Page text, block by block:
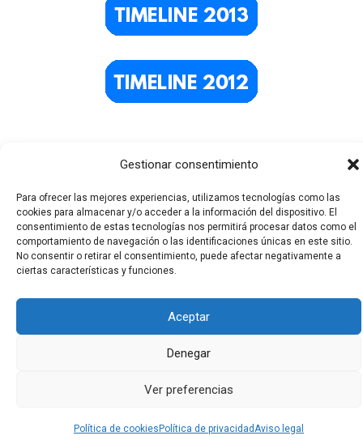
Gestionar consentimiento
Para ofrecer las mejores experiencias, utilizamos tecnologías como las
cookies para almacenar y/o acceder a la información del dispositivo. El
consentimiento de estas tecnologías nos permitirá procesar datos como el
comportamiento de navegación o las identificaciones únicas en este sitio.
No consentir o retirar el consentimiento, puede afectar negativamente a
ciertas características y funciones.
Aceptar
Denegar
Ver preferencias
Política de cookies Política de privacidadAviso legal
Todos los derechos © 2026 El Funerario Digital | Funciona
gracias a